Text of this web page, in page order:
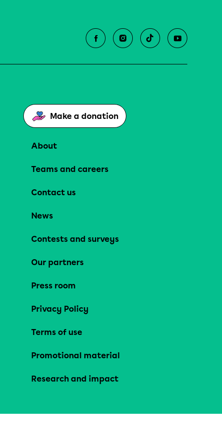
Make a donation
About
Teams and careers
Contact us
News
Contests and surveys
Our partners
Press room
Privacy Policy
Terms of use
Promotional material
Research and impact